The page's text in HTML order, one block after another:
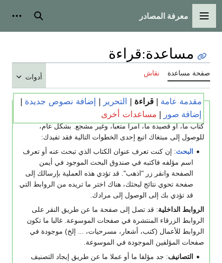
القائمة الرئيسية
معرفة المصادر بحث
مساعدة:قراءة
صفحة مساعدة نقاش أدوات
مقدمة عامة قراءة التحرير إضافة نصوص جديدة
إضافة صور
مساعدات أخرى
في المواقع المستخدمة لبرنامجالويكي
كتاب ما، أو قصيدة ما، أمرا متعبا، وغير مشجع. بشكل عام،
للوصول إلى مبتغاك اتبع إحدى الخطوات التالية فقد تفيدك:
البحث: إن كنت تعرف عنوان الكتاب الذي تبحث عنه أو تعرف
اسم مؤلفه فاكتبه في صندوق البحث الموجود في أيمن
الصفحة وانقر زر "اذهب". قد تؤدي هذه العملية بإرسالك إلى
صفحة تحوي نتائج لبحثك، هناك اختر ما تريده من الروابط التي
قد تؤدي بك إلى الوصول إلى مرادك.
الروابط الداخلية: قد تصل إلى صفحة ما عن طريق النقر على
الروابط الزرقاء المنتشرة في صفحات الموسوعة. غالبا ما تكون
الروابط للأعمال (كتب، أشعار، مسرحيات، ... إلخ) موجودة في
صفحات المؤلفين الموجودة في الموسوعة.
التصانيف: جد مؤلفا ما أو عملا ما عن طريق إيجاد التصنيف